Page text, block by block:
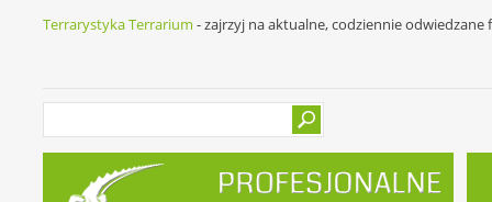
Terrarystyka Terrarium - zajrzyj na aktualne, codziennie